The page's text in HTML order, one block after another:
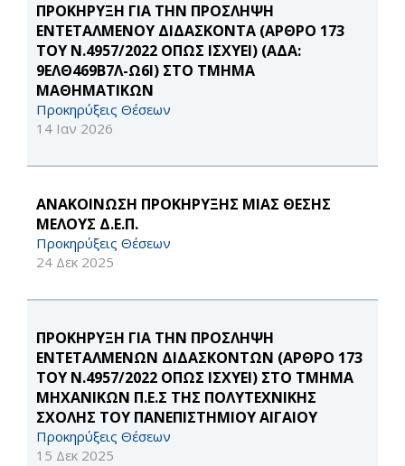
ΠΡΟΚΗΡΥΞΗ ΓΙΑ ΤΗΝ ΠΡΟΣΛΗΨΗ
ΕΝΤΕΤΑΛΜΕΝΟΥ ΔΙΔΑΣΚΟΝΤΑ (ΑΡΘΡΟ 173
ΤΟΥ Ν.4957/2022 ΟΠΩΣ ΙΣΧΥΕΙ) (ΑΔΑ:
9ΕΛΘ469Β7Λ-Ω6Ι) ΣΤΟ ΤΜΗΜΑ
ΜΑΘΗΜΑΤΙΚΩΝ
Προκηρύξεις Θέσεων
14 Ιαν 2026
ΑΝΑΚΟΙΝΩΣΗ ΠΡΟΚΗΡΥΞΗΣ ΜΙΑΣ ΘΕΣΗΣ
ΜΕΛΟΥΣ Δ.Ε.Π.
Προκηρύξεις Θέσεων
24 Δεκ 2025
ΠΡΟΚΗΡΥΞΗ ΓΙΑ ΤΗΝ ΠΡΟΣΛΗΨΗ
ΕΝΤΕΤΑΛΜΕΝΩΝ ΔΙΔΑΣΚΟΝΤΩΝ (ΑΡΘΡΟ 173
ΤΟΥ Ν.4957/2022 ΟΠΩΣ ΙΣΧΥΕΙ) ΣΤΟ ΤΜΗΜΑ
ΜΗΧΑΝΙΚΩΝ Π.Ε.Σ ΤΗΣ ΠΟΛΥΤΕΧΝΙΚΗΣ
ΣΧΟΛΗΣ ΤΟΥ ΠΑΝΕΠΙΣΤΗΜΙΟΥ ΑΙΓΑΙΟΥ
Προκηρύξεις Θέσεων
15 Δεκ 2025